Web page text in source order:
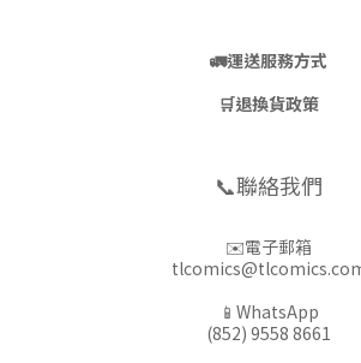
🚛運送服務方式
🛒退換貨政策
📞聯絡我們
✉️電子郵箱
📱WhatsApp
(852) 9558 8661